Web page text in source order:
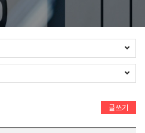
글쓰기